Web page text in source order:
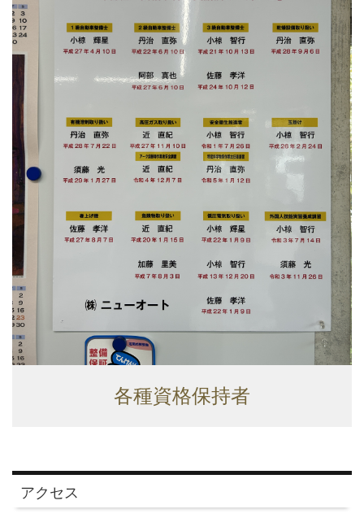
各種資格保持者
アクセス